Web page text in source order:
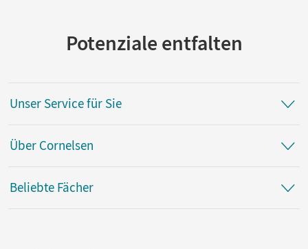
Potenziale entfalten
Unser Service für Sie
Über Cornelsen
Beliebte Fächer